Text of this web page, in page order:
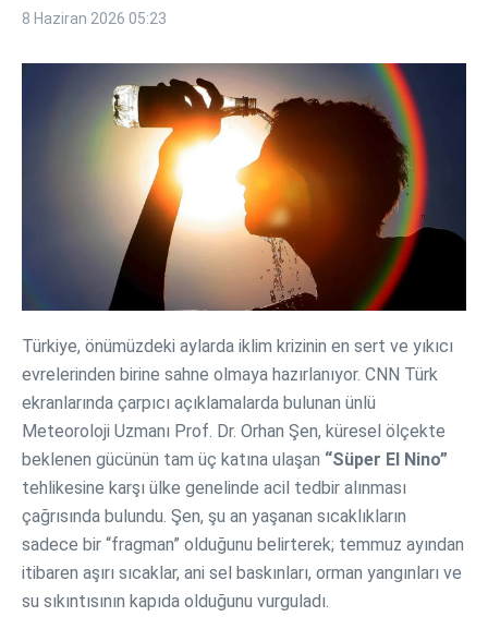
8 Haziran 2026 05:23
Türkiye, önümüzdeki aylarda iklim krizinin en sert ve yıkıcı
evrelerinden birine sahne olmaya hazırlanıyor. CNN Türk
ekranlarında çarpıcı açıklamalarda bulunan ünlü
Meteoroloji Uzmanı Prof. Dr. Orhan Şen, küresel ölçekte
beklenen gücünün tam üç katına ulaşan “Süper El Nino”
tehlikesine karşı ülke genelinde acil tedbir alınması
çağrısında bulundu. Şen, şu an yaşanan sıcaklıkların
sadece bir “fragman” olduğunu belirterek; temmuz ayından
itibaren aşırı sıcaklar, ani sel baskınları, orman yangınları ve
su sıkıntısının kapıda olduğunu vurguladı.